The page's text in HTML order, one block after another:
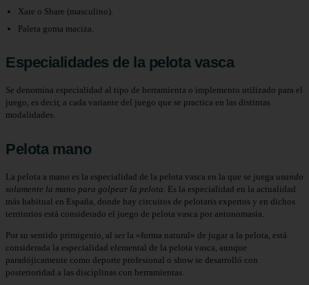
Xare o Share (masculino).
Paleta goma maciza.
Especialidades de la pelota vasca
Se denomina especialidad al tipo de herramienta o implemento utilizado para el
juego, es decir, a cada variante del juego que se practica en las distintas
modalidades.
Pelota mano
La pelota a mano es la especialidad de la pelota vasca en la que se juega usando
solamente la mano para golpear la pelota. Es la especialidad en la actualidad
más habitual en España, donde hay circuitos de pelotaris expertos y en dichos
territorios está considerado el juego de pelota vasca por antonomasia.
Por su sentido primigenio, al ser la «forma natural» de jugar a la pelota, está
considerada la especialidad elemental de la pelota vasca, aunque
paradójicamente como deporte profesional o show se desarrolló con
posterioridad a las disciplinas con herramientas.